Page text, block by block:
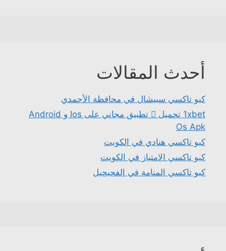
أحدث المقالات
كيو تاكسي سبيشال في محافظة الأحمدي
1xbet تحميل 󾔥 تطبيق مجاني على Ios و Android
Os Apk
كيو تاكسي هنادي في الكويت
كيو تاكسي الامتياز في الكويت
كيو تاكسي المنامة في الفحيحيل